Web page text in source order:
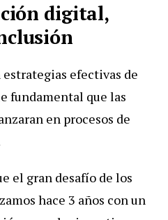
digital,
efectivas de
fundamental que las
en procesos de
el gran desafío de los
hace 3 años con un